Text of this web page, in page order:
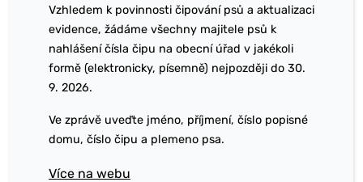
Vzhledem k povinnosti čipování psů a aktualizaci
evidence, žádáme všechny majitele psů k
nahlášení čísla čipu na obecní úřad v jakékoli
formě (elektronicky, písemně) nejpozději do 30.
9. 2026.
Ve zprávě uveďte jméno, příjmení, číslo popisné
domu, číslo čipu a plemeno psa.
Více na webu